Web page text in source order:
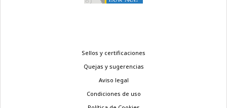
Sellos y certificaciones
Quejas y sugerencias
Aviso legal
Condiciones de uso